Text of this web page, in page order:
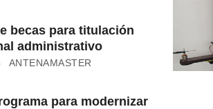
becas para titulación
administrativo
ANTENAMASTER
para modernizar